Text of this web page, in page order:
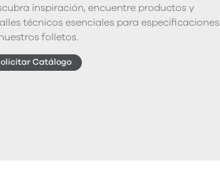
inspiración, encuentre productos y
técnicos esenciales para especificaciones
folletos.
Catálogo